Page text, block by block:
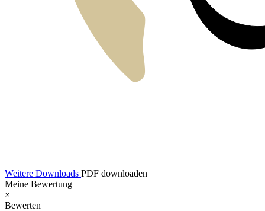
Weitere Downloads PDF downloaden
Meine Bewertung
×
Bewerten